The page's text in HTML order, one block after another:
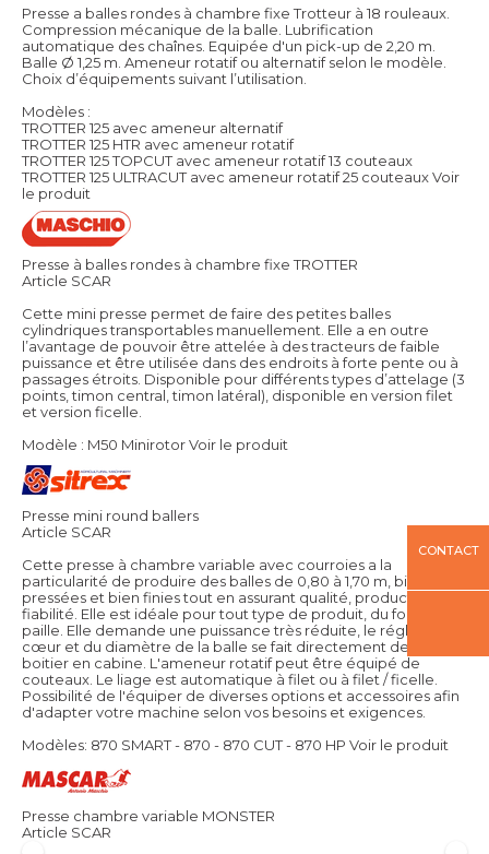
Presse a balles rondes à chambre fixe Trotteur à 18 rouleaux.
Compression mécanique de la balle. Lubrification
automatique des chaînes. Equipée d'un pick-up de 2,20 m.
Balle Ø 1,25 m. Ameneur rotatif ou alternatif selon le modèle.
Choix d’équipements suivant l’utilisation.
Modèles :
TROTTER 125 avec ameneur alternatif
TROTTER 125 HTR avec ameneur rotatif
TROTTER 125 TOPCUT avec ameneur rotatif 13 couteaux
TROTTER 125 ULTRACUT avec ameneur rotatif 25 couteauxVoir
le produit
Presse à balles rondes à chambre fixe TROTTER
Article SCAR
Cette mini presse permet de faire des petites balles
cylindriques transportables manuellement. Elle a en outre
l’avantage de pouvoir être attelée à des tracteurs de faible
puissance et être utilisée dans des endroits à forte pente ou à
passages étroits. Disponible pour différents types d’attelage (3
points, timon central, timon latéral), disponible en version filet
et version ficelle.
Modèle : M50 MinirotorVoir le produit
Presse mini round ballers
Article SCAR
Cette presse à chambre variable avec courroies a la
particularité de produire des balles de 0,80 à 1,70 m, bien
pressées et bien finies tout en assurant qualité, productivité et
fiabilité. Elle est idéale pour tout type de produit, du foin à la
paille. Elle demande une puissance très réduite, le réglage du
cœur et du diamètre de la balle se fait directement depuis le
boitier en cabine. L'ameneur rotatif peut être équipé de
couteaux. Le liage est automatique à filet ou à filet / ficelle.
Possibilité de l'équiper de diverses options et accessoires afin
d'adapter votre machine selon vos besoins et exigences.
Modèles: 870 SMART - 870 - 870 CUT - 870 HP Voir le produit
Presse chambre variable MONSTER
Article SCAR
CONTACT